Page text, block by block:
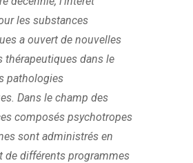
les substances
a ouvert de nouvelles
thérapeutiques dans le
pathologies
Dans le champ des
composés psychotropes
sont administrés en
de différents programmes